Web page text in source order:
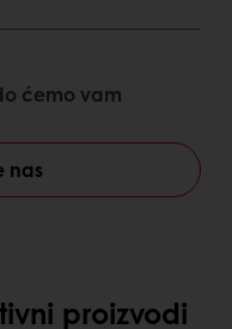
ćemo vam
nas
proizvodi